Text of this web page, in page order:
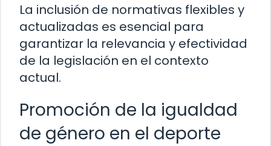
La inclusión de normativas flexibles y
actualizadas es esencial para
garantizar la relevancia y efectividad
de la legislación en el contexto
actual.
Promoción de la igualdad
de género en el deporte